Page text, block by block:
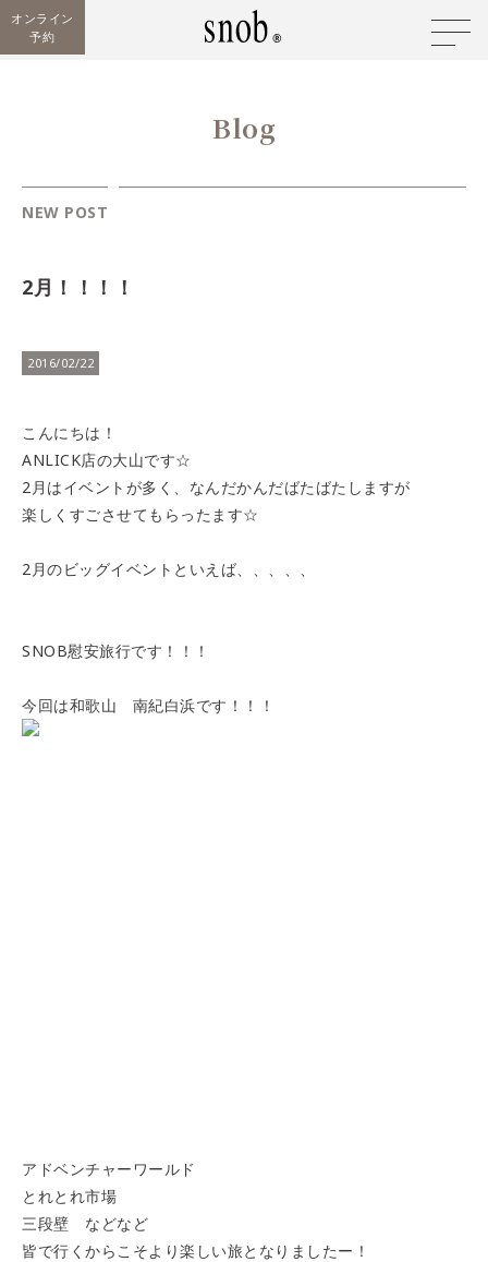
オンライン
予約
Blog
NEW POST
2月！！！！
2016/02/22
こんにちは！
ANLICK店の大山です☆
2月はイベントが多く、なんだかんだばたばたしますが
楽しくすごさせてもらったます☆
2月のビッグイベントといえば、、、、、
SNOB慰安旅行です！！！
今回は和歌山 南紀白浜です！！！
アドベンチャーワールド
とれとれ市場
三段壁 などなど
皆で行くからこそより楽しい旅となりましたー！